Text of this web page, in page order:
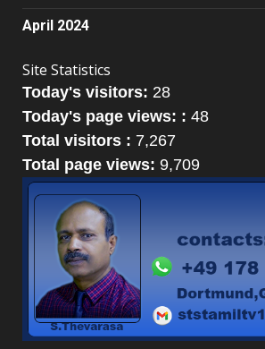
April 2024
Site Statistics
Today's visitors: 28
Today's page views: : 48
Total visitors : 7,267
Total page views: 9,709